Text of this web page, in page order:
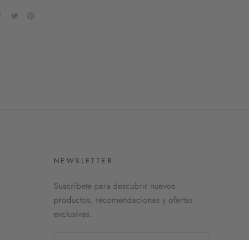
NEWSLETTER
Suscríbete para descubrir nuevos
productos, recomendaciones y ofertas
exclusivas.